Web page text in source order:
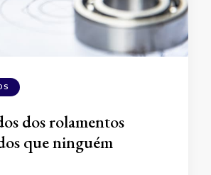
dos rolamentos
que ninguém